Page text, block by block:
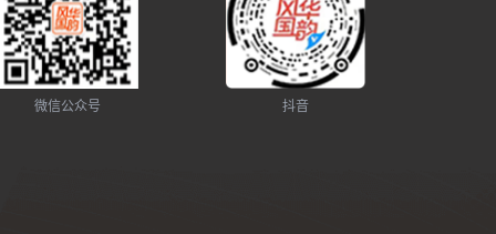
微信公众号 抖音